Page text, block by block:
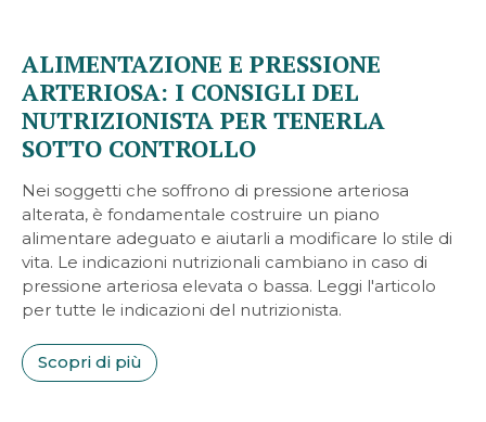
ALIMENTAZIONE E PRESSIONE
ARTERIOSA: I CONSIGLI DEL
NUTRIZIONISTA PER TENERLA
SOTTO CONTROLLO
Nei soggetti che soffrono di pressione arteriosa
alterata, è fondamentale costruire un piano
alimentare adeguato e aiutarli a modificare lo stile di
vita. Le indicazioni nutrizionali cambiano in caso di
pressione arteriosa elevata o bassa. Leggi l'articolo
per tutte le indicazioni del nutrizionista.
Scopri di più